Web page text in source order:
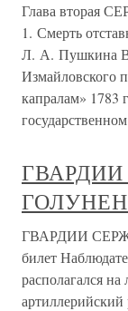
Глава вторая
1. Смерть
Л. А. Пушкина В
Измайловского
капралам» 1783
государственном
ГВАРДИИ
билет
располагался
артиллерийский